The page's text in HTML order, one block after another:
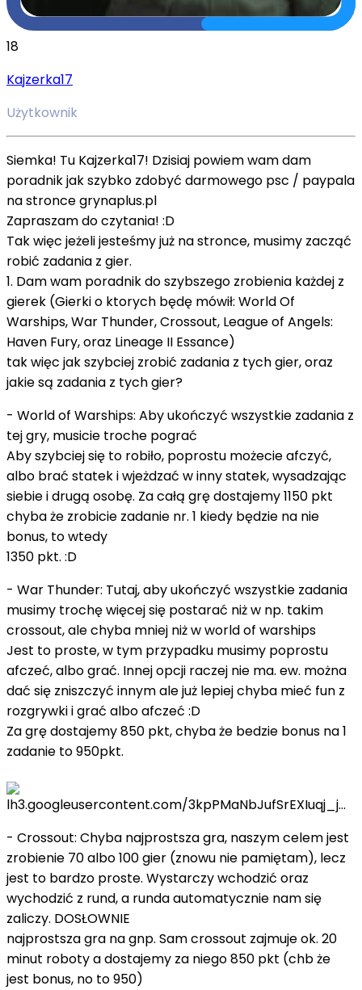
18
Kajzerka17
Użytkownik
Siemka! Tu Kajzerka17! Dzisiaj powiem wam dam
poradnik jak szybko zdobyć darmowego psc / paypala
na stronce grynaplus.pl
Zapraszam do czytania! :D
Tak więc jeżeli jesteśmy już na stronce, musimy zacząć
robić zadania z gier.
1. Dam wam poradnik do szybszego zrobienia każdej z
gierek (Gierki o ktorych będę mówił: World Of
Warships, War Thunder, Crossout, League of Angels:
Haven Fury, oraz Lineage II Essance)
tak więc jak szybciej zrobić zadania z tych gier, oraz
jakie są zadania z tych gier?
- World of Warships: Aby ukończyć wszystkie zadania z
tej gry, musicie troche pograć
Aby szybciej się to robiło, poprostu możecie afczyć,
albo brać statek i wjeżdzać w inny statek, wysadzając
siebie i drugą osobę. Za całą grę dostajemy 1150 pkt
chyba że zrobicie zadanie nr. 1 kiedy będzie na nie
bonus, to wtedy
1350 pkt. :D
- War Thunder: Tutaj, aby ukończyć wszystkie zadania
musimy trochę więcej się postarać niż w np. takim
crossout, ale chyba mniej niż w world of warships
Jest to proste, w tym przypadku musimy poprostu
afczeć, albo grać. Innej opcji raczej nie ma. ew. można
dać się zniszczyć innym ale już lepiej chyba mieć fun z
rozgrywki i grać albo afczeć :D
Za grę dostajemy 850 pkt, chyba że bedzie bonus na 1
zadanie to 950pkt.
- Crossout: Chyba najprostsza gra, naszym celem jest
zrobienie 70 albo 100 gier (znowu nie pamiętam), lecz
jest to bardzo proste. Wystarczy wchodzić oraz
wychodzić z rund, a runda automatycznie nam się
zaliczy. DOSŁOWNIE
najprostsza gra na gnp. Sam crossout zajmuje ok. 20
minut roboty a dostajemy za niego 850 pkt (chb że
jest bonus, no to 950)